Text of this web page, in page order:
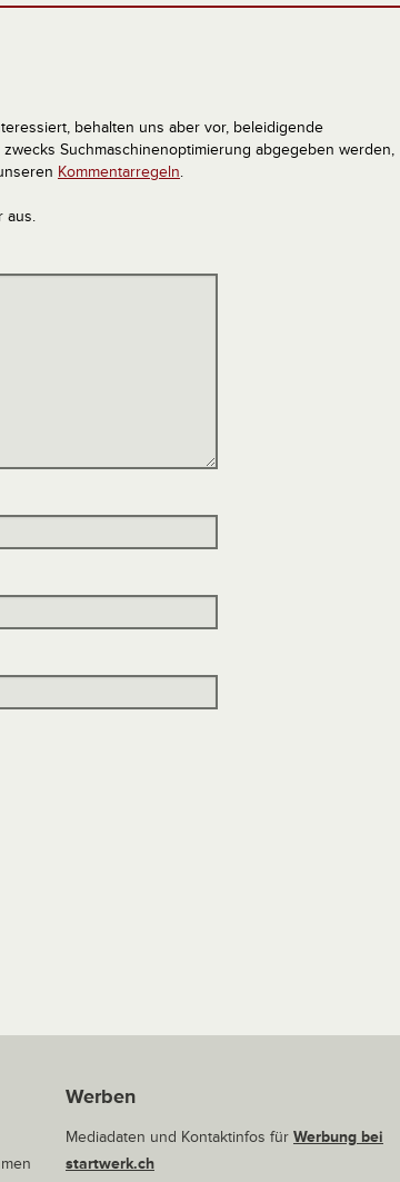
behalten uns aber vor, beleidigende
Suchmaschinenoptimierung abgegeben werden,
Kommentarregeln.
aus.
Werben
Mediadaten und Kontaktinfos für Werbung bei
startwerk.ch